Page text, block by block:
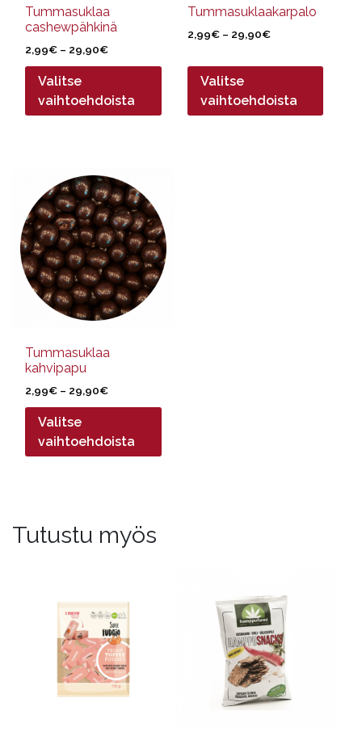
Tummasuklaa
cashewpähkinä
2,99€ – 29,90€Hintaluokka:
2,99€
29,90€
Valitse
vaihtoehdoista
sivulla.
Tummasuklaakarpalo
2,99€ – 29,90€Hintaluokka:
-
Valitse
vaihtoehdoista
sivulla.
Tummasuklaa
kahvipapu
2,99€ – 29,90€Hintaluokka:
2,99€
29,90€
Valitse
vaihtoehdoista
tuotteella
useampi
muunnelma.
Voit
tehdä
valinnat
sivulla.
Tutustu myös